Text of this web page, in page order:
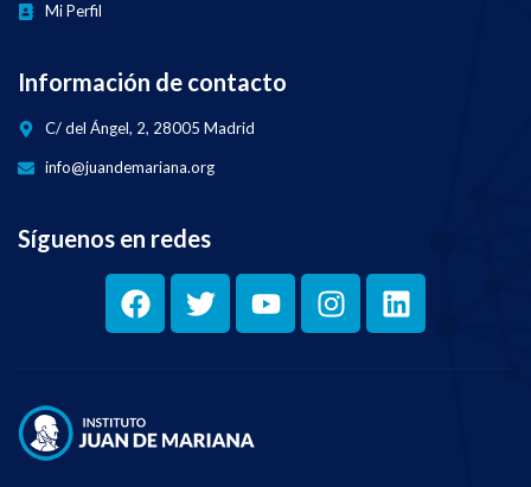
Mi Perfil
Información de contacto
C/ del Ángel, 2, 28005 Madrid
info@juandemariana.org
Síguenos en redes